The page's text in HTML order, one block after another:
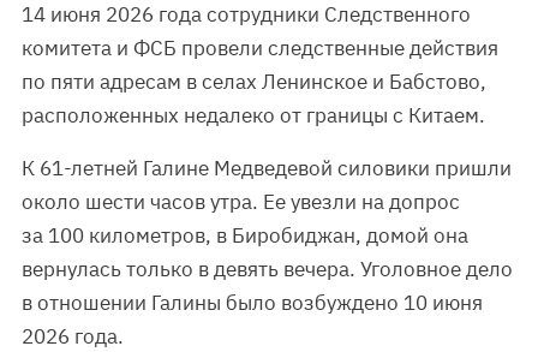
14 июня 2026 года сотрудники Следственного
комитета и ФСБ провели следственные действия
по пяти адресам в селах Ленинское и Бабстово,
расположенных недалеко от границы с Китаем.
К 61-летней Галине Медведевой силовики пришли
около шести часов утра. Ее увезли на допрос
за 100 километров, в Биробиджан, домой она
вернулась только в девять вечера. Уголовное дело
в отношении Галины было возбуждено 10 июня
2026 года.